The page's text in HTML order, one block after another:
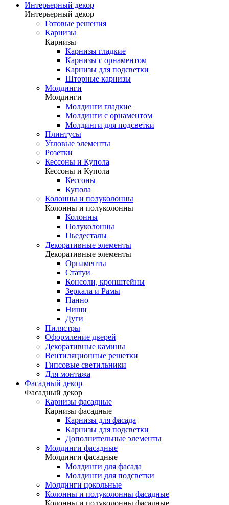
Интерьерный декор
Интерьерный декор
Готовые решения
Карнизы
Карнизы
Карнизы гладкие
Карнизы с орнаментом
Карнизы для подсветки
Шторные карнизы
Молдинги
Молдинги
Молдинги гладкие
Молдинги с орнаментом
Молдинги для подсветки
Плинтусы
Угловые элементы
Розетки
Кессоны и Купола
Кессоны и Купола
Кессоны
Купола
Колонны и полуколонны
Колонны и полуколонны
Колонны
Полуколонны
Пьедесталы
Декоративные элементы
Декоративные элементы
Орнаменты
Статуи
Консоли, кронштейны
Зеркала и Рамы
Панно
Ниши
Дуги
Пилястры
Оформление дверей
Декоративные камины
Вентиляционные решетки
Гипсовые светильники
Для монтажа
Фасадный декор
Фасадный декор
Карнизы фасадные
Карнизы фасадные
Карнизы для фасада
Карнизы для подсветки
Дополнительные элементы
Молдинги фасадные
Молдинги фасадные
Молдинги для фасада
Молдинги для подсветки
Молдинги цокольные
Колонны и полуколонны фасадные
Колонны и полуколонны фасадные